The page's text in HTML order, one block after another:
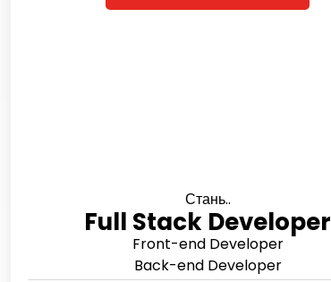
Стань..
Full Stack Developer
Front-end Developer
Back-end Developer